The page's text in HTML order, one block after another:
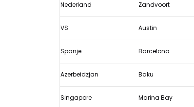
Nederland Zandvoort
VS Austin
Spanje Barcelona
Azerbeidzjan Baku
Singapore Marina Bay